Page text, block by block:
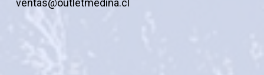
ventas@outletmedina.cl